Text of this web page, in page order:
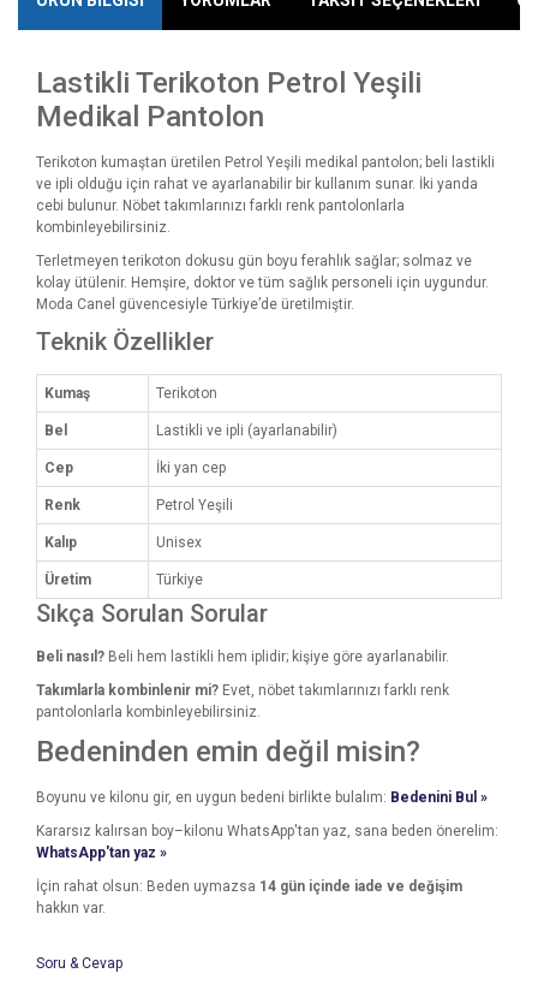
Lastikli Terikoton Petrol Yeşili
Medikal Pantolon
Terikoton kumaştan üretilen Petrol Yeşili medikal pantolon; beli lastikli
ve ipli olduğu için rahat ve ayarlanabilir bir kullanım sunar. İki yanda
cebi bulunur. Nöbet takımlarınızı farklı renk pantolonlarla
kombinleyebilirsiniz.
Terletmeyen terikoton dokusu gün boyu ferahlık sağlar; solmaz ve
kolay ütülenir. Hemşire, doktor ve tüm sağlık personeli için uygundur.
Moda Canel güvencesiyle Türkiye’de üretilmiştir.
Teknik Özellikler
Kumaş Terikoton
Bel Lastikli ve ipli (ayarlanabilir)
Cep İki yan cep
Renk Petrol Yeşili
Kalıp Unisex
Üretim Türkiye
Sıkça Sorulan Sorular
Beli nasıl? Beli hem lastikli hem iplidir; kişiye göre ayarlanabilir.
Takımlarla kombinlenir mi? Evet, nöbet takımlarınızı farklı renk
pantolonlarla kombinleyebilirsiniz.
Bedeninden emin değil misin?
Boyunu ve kilonu gir, en uygun bedeni birlikte bulalım: Bedenini Bul »
Kararsız kalırsan boy–kilonu WhatsApp'tan yaz, sana beden önerelim:
WhatsApp'tan yaz »
İçin rahat olsun: Beden uymazsa 14 gün içinde iade ve değişim
hakkın var.
Soru & Cevap